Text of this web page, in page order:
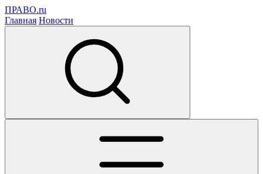
ПРАВО.ru
Главная Новости